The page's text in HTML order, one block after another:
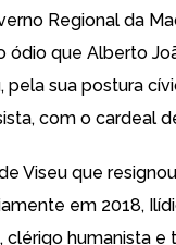
Regional da
ódio que Alberto
pela sua postura
com o cardeal
Viseu que resignou
em 2018,
clérigo humanista e